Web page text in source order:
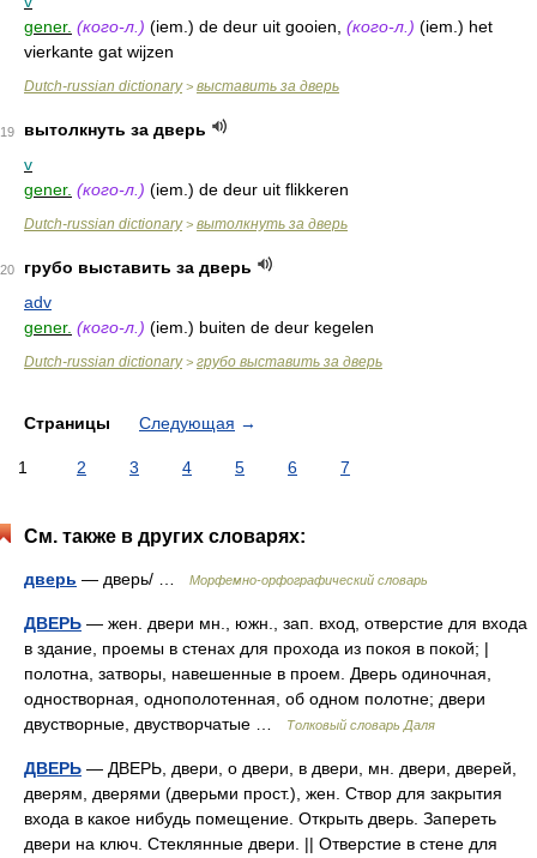
gener. (кого-л.) (iem.) de deur uit gooien, (кого-л.) (iem.) het
vierkante gat wijzen
Dutch-russian dictionary> выставить за дверь
19
вытолкнуть за дверь
v
gener. (кого-л.) (iem.) de deur uit flikkeren
Dutch-russian dictionary> вытолкнуть за дверь
20
грубо выставить за дверь
adv
gener. (кого-л.) (iem.) buiten de deur kegelen
Dutch-russian dictionary> грубо выставить за дверь
Страницы Следующая →
1 2 3 4 5 6 7
См. также в других словарях:
дверь — дверь/ … Морфемно-орфографический словарь
ДВЕРЬ — жен. двери мн., южн., зап. вход, отверстие для входа
в здание, проемы в стенах для прохода из покоя в покой; |
полотна, затворы, навешенные в проем. Дверь одиночная,
одностворная, однополотенная, об одном полотне; двери
двустворные, двустворчатые …
Толковый словарь Даля
ДВЕРЬ — ДВЕРЬ, двери, о двери, в двери, мн. двери, дверей,
дверям, дверями (дверьми прост.), жен. Створ для закрытия
входа в какое нибудь помещение. Открыть дверь. Запереть
двери на ключ. Стеклянные двери. || Отверстие в стене для